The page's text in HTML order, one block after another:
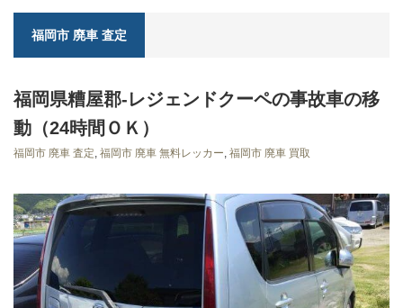
福岡市 廃車 査定
福岡県糟屋郡-レジェンドクーペの事故車の移
動（24時間ＯＫ）
福岡市 廃車 査定, 福岡市 廃車 無料レッカー, 福岡市 廃車 買取